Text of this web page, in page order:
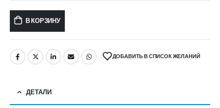
В КОРЗИНУ
ДОБАВИТЬ В СПИСОК ЖЕЛАНИЙ
ДЕТАЛИ